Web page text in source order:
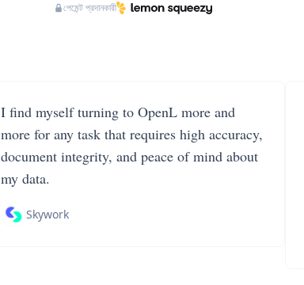
পেমেন্ট প্রদানকারী
I find myself turning to OpenL more and
more for any task that requires high accuracy,
document integrity, and peace of mind about
my data.
Skywork